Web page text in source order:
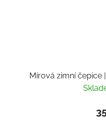
Mírová zimní čepice